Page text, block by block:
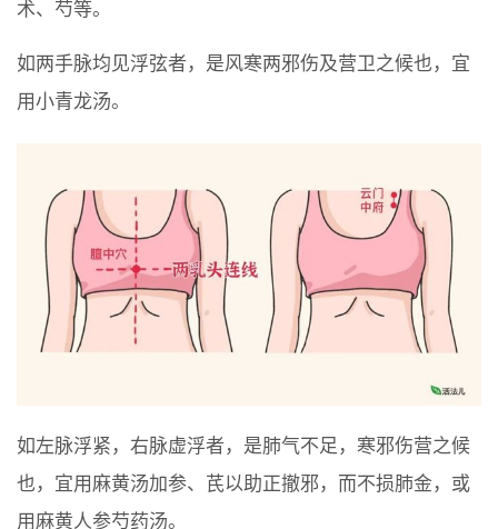
术、芍等。
如两手脉均见浮弦者，是风寒两邪伤及营卫之候也，宜
用小青龙汤。
如左脉浮紧，右脉虚浮者，是肺气不足，寒邪伤营之候
也，宜用麻黄汤加参、芪以助正撤邪，而不损肺金，或
用麻黄人参芍药汤。